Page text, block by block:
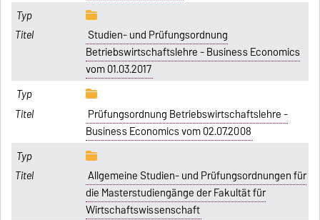
Studien- und Prüfungsordnung
Betriebswirtschaftslehre - Business Economics
vom 01.03.2017
Prüfungsordnung Betriebswirtschaftslehre -
Business Economics vom 02.07.2008
Allgemeine Studien- und Prüfungsordnungen für
die Masterstudiengänge der Fakultät für
Wirtschaftswissenschaft